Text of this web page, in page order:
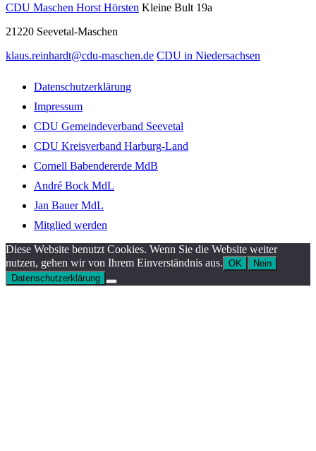
CDU Maschen Horst Hörsten Kleine Bult 19a
21220 Seevetal-Maschen
klaus.reinhardt@cdu-maschen.de CDU in Niedersachsen
Datenschutzerklärung
Impressum
CDU Gemeindeverband Seevetal
CDU Kreisverband Harburg-Land
Cornell Babendererde MdB
André Bock MdL
Jan Bauer MdL
Mitglied werden
Diese Website benutzt Cookies. Wenn Sie die Website weiter
nutzen, gehen wir von Ihrem Einverständnis aus. OK
Nein
Datenschutzerklärung